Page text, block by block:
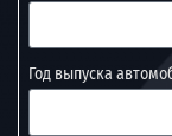
Год выпуска